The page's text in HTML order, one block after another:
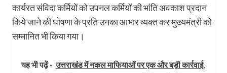
कार्यरत संविदा कर्मियों को उपनल कर्मियों की भांति अवकाश प्रदान
किये जाने की घोषणा के प्रति उनका आभार व्यक्त कर मुख्यमंत्री को
सम्मानित भी किया गया।
यह भी पढ़ें - उत्तराखंड में नकल माफियाओं पर एक और बड़ी कार्रवाई,